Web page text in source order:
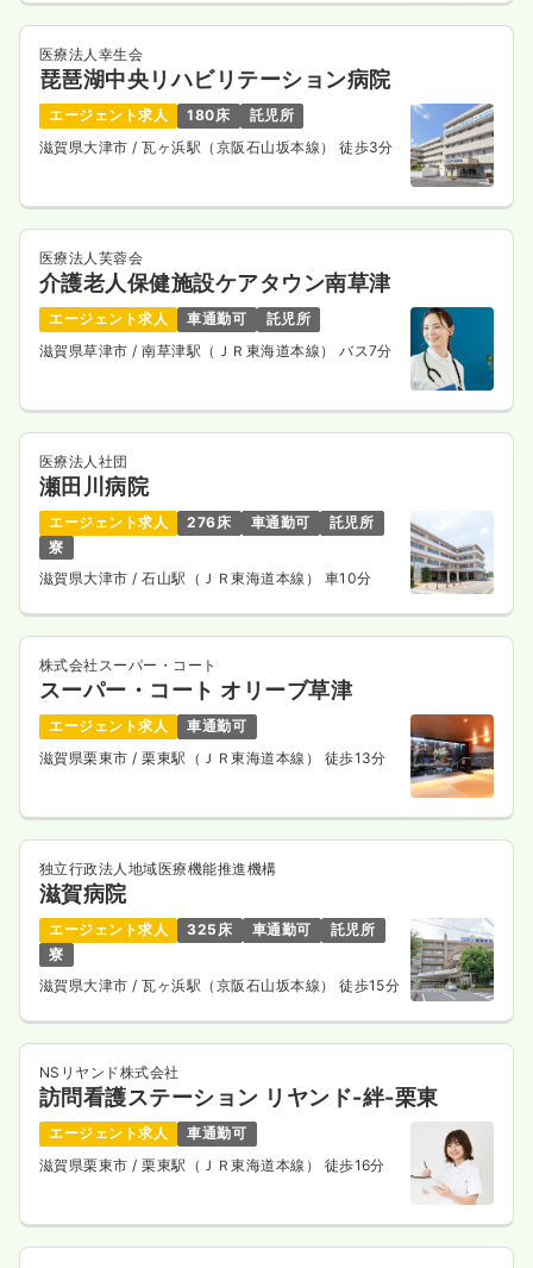
医療法人幸生会
琵琶湖中央リハビリテーション病院
エージェント求人 180床
託児所
滋賀県大津市 / 瓦ヶ浜駅（京阪石山坂本線） 徒歩3分
医療法人芙蓉会
介護老人保健施設ケアタウン南草津
エージェント求人 車通勤可
託児所
滋賀県草津市 / 南草津駅（ＪＲ東海道本線） バス7分
医療法人社団
瀬田川病院
エージェント求人 276床 車通勤可
託児所
寮
滋賀県大津市/ 石山駅（ＪＲ東海道本線） 車10分
株式会社スーパー・コート
スーパー・コート オリーブ草津
エージェント求人
車通勤可
滋賀県栗東市 / 栗東駅（ＪＲ東海道本線） 徒歩13分
独立行政法人地域医療機能推進機構
滋賀病院
エージェント求人 325床 車通勤可
託児所
寮
滋賀県大津市/ 瓦ヶ浜駅（京阪石山坂本線） 徒歩15分
NSリヤンド株式会社
訪問看護ステーション リヤンド-絆-栗東
エージェント求人
車通勤可
滋賀県栗東市 / 栗東駅（ＪＲ東海道本線） 徒歩16分